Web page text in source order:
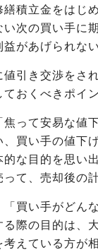
繕積立金をはじ
い次の買い手に
益があげられな
値引き交渉をさ
ておくべきポイ
焦って安易な値
、買い手の値下
的な目的を思い
って、売却後の
「買い手がどん
る際の目的は、
考えている方が